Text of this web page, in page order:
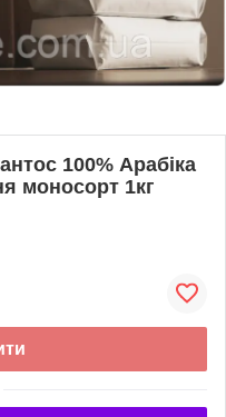
100% Арабіка
моносорт 1кг